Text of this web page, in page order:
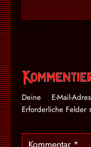
Deine E-Mail-
Erforderliche